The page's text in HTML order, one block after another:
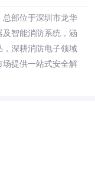
总部位于深圳市龙华
及智能消防系统，涵
深耕消防电子领域
提供一站式安全解